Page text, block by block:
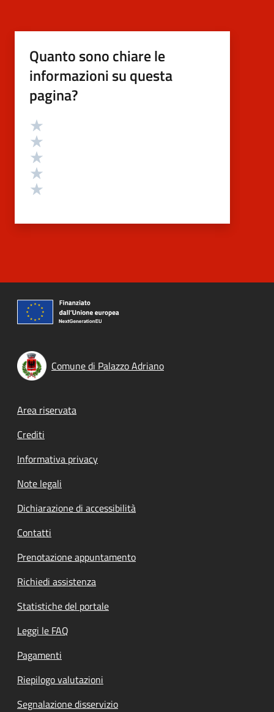
Quanto sono chiare le
informazioni su questa
pagina?
Valutazione
Comune di Palazzo Adriano
Footer menu
Area riservata
Crediti
Informativa privacy
Note legali
Dichiarazione di accessibilità
Contatti
Prenotazione appuntamento
Richiedi assistenza
Statistiche del portale
Leggi le FAQ
Pagamenti
Riepilogo valutazioni
Segnalazione disservizio